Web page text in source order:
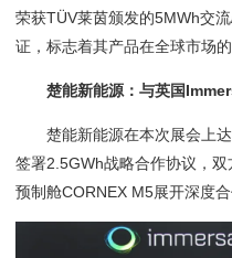
荣获TÜV莱茵颁发的5MWh交
证，标志着其产品在全球市场
楚能新能源：与英国
楚能新能源在本次展会上达
签署2.5GWh战略合作协议，
预制舱CORNEX M5展开深度合